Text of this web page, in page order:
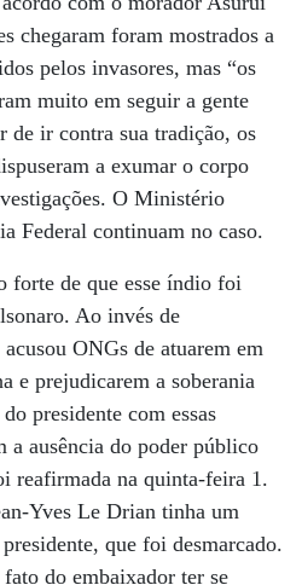
chegaram foram mostrados a
pelos invasores, mas “os
muito em seguir a gente
de ir contra sua tradição, os
a exumar o corpo
O Ministério
Federal continuam no caso.
forte de que esse índio foi
Ao invés de
ONGs de atuarem em
e prejudicarem a soberania
presidente com essas
a ausência do poder público
reafirmada na quinta-feira 1.
Yves Le Drian tinha um
que foi desmarcado.
do embaixador ter se